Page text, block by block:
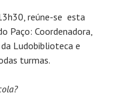
reúne-se esta
Paço: Coordenadora,
Ludobiblioteca e
turmas.